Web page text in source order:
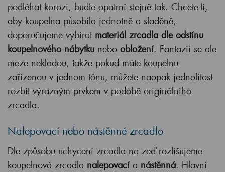
podléhat korozi, buďte opatrní stejně tak. Chcete-li,
aby koupelna působila jednotně a sladěně,
doporučujeme vybírat materiál zrcadla dle odstínu
koupelnového nábytku nebo obložení. Fantazii se ale
meze nekladou, takže pokud máte koupelnu
zařízenou v jednom tónu, můžete naopak jednolitost
rozbít výrazným prvkem v podobě originálního
zrcadla.
Nalepovací nebo nástěnné zrcadlo
Dle způsobu uchycení zrcadla na zeď rozlišujeme
koupelnová zrcadla nalepovacía nástěnná. Hlavní